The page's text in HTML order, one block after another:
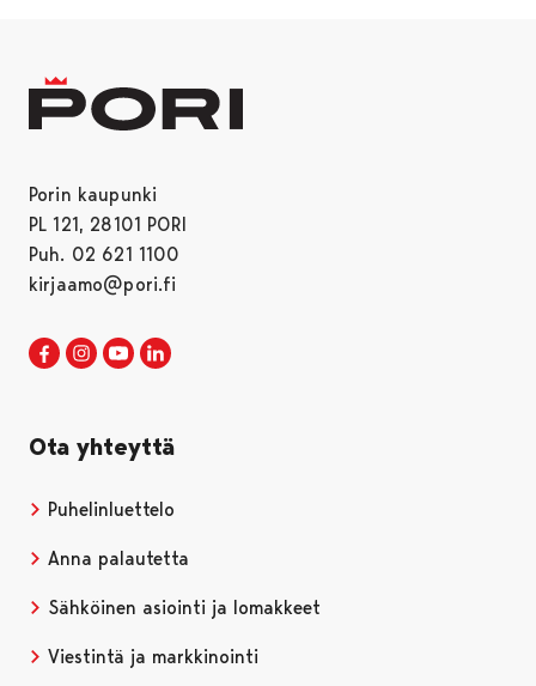
Porin kaupunki
PL 121, 28101 PORI
Puh. 02 621 1100
kirjaamo@pori.fi
Porin kaupunki Facebookissa
Avautuu uudessa välilehdessä
Porin kaupunki Instagramissa
Avautuu uudessa välilehdessä
Porin kaupunki Youtubessa
Avautuu uudessa välilehdessä
Ota yhteyttä
Puhelinluettelo
Anna palautetta
Sähköinen asiointi ja lomakkeet
Viestintä ja markkinointi